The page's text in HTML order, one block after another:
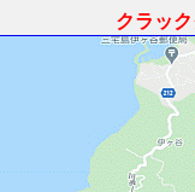
クラッ